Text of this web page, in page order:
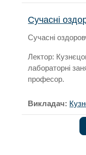
Сучасні
Сучасні
Лектор:
лабораторні
професор.
Викладач: